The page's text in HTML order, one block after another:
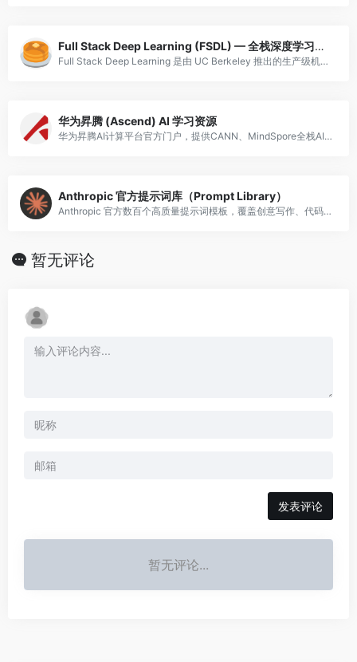
Full Stack Deep Learning (FSDL) — 全栈深度学习实战
Full Stack Deep Learning 是由 UC Berkeley 推出的生产级机器学习课程，覆盖 ML 项目完整生命周期：问题定义、数据标注与管理、模型训练与实验追踪、测试与评估、部署与监控、持续迭代。课程由 Pieter A
华为昇腾 (Ascend) AI 学习资源
华为昇腾AI计算平台官方门户，提供CANN、MindSpore全栈AI技术文档、开发者指南和应用案例。
Anthropic 官方提示词库（Prompt Library）
Anthropic 官方数百个高质量提示词模板，覆盖创意写作、代码生成、数据分析、教育辅导等场景，可直接复制使用。
暂无评论
发表评论
暂无评论...